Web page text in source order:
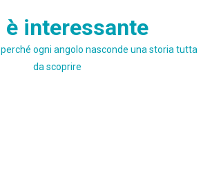
è interessante
ogni angolo nasconde una storia tutta
da scoprire